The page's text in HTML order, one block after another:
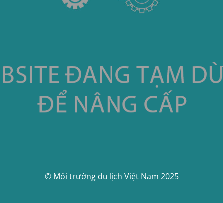
© Môi trường du lịch Việt Nam 2025